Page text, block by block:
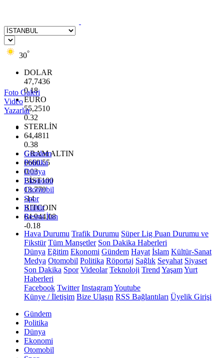
30°
DOLAR
47,7436
0.18
EURO
55,2510
0.32
STERLİN
64,4811
0.38
GRAM ALTIN
6660.55
0.03
BİST100
13.779
-14
BITCOIN
64.944,08
-0.18
Foto Galeri
Video
Yazarlar
Gündem
Politika
Dünya
Ekonomi
Otomobil
Spor
Kültür
Resmi İlan
Hava Durumu Trafik Durumu Süper Lig Puan Durumu ve
Fikstür Tüm Manşetler Son Dakika Haberleri
Dünya Eğitim Ekonomi Gündem Hayat İslam Kültür-Sanat
Medya Otomobil Politika Röportaj Sağlık Seyahat Siyaset
Son Dakika Spor Videolar Teknoloji Trend YaşamYurt
Haberleri
Facebook Twitter InstagramYoutube
Künye / İletişim Bize Ulaşın RSS Bağlantıları Üyelik Girişi
Gündem
Politika
Dünya
Ekonomi
Otomobil